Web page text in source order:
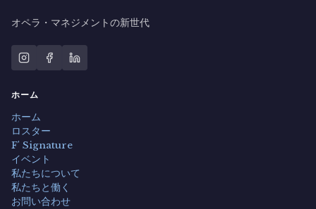
オペラ・マネジメントの新世代
ホーム
ホーム
ロスター
F' Signature
イベント
私たちについて
私たちと働く
お問い合わせ